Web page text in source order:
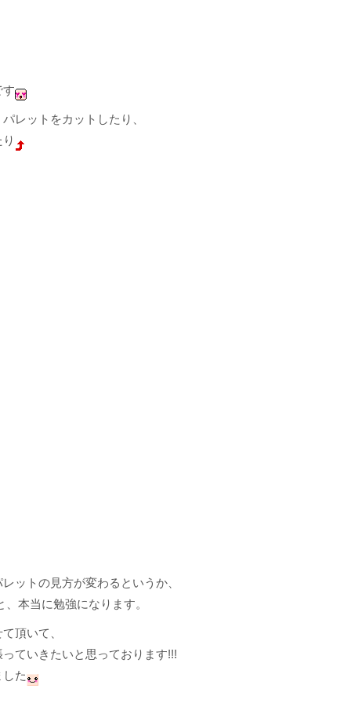
す
レットをカットしたり、
ットの見方が変わるというか、
本当に勉強になります。
頂いて、
ていきたいと思っております!!!
た